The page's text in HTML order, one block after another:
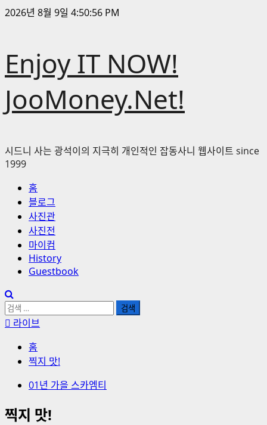
콘
로
바
기
2026년 8월 9일 4:50:57 PM
Enjoy IT NOW!
JooMoney.Net!
시드니 사는 광석이의 지극히 개인적인 잡동사니 웹사이트 since
1999
홈
블로그
사진관
사진전
마이컴
History
Guestbook
검
색:라이브
홈
찍지 맛!
01년 가을 스카엠티
찍지 맛!